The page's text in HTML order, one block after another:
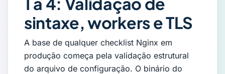
sintaxe, workers e TLS
A base de qualquer checklist Nginx em
produção começa pela validação estrutural
do arquivo de configuração. O binário do